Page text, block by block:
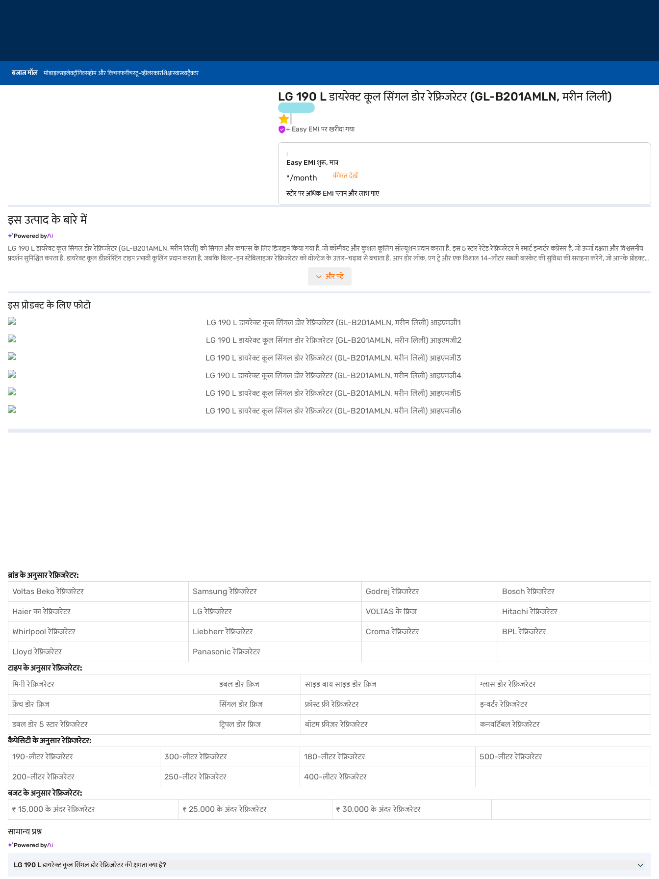
बजाज मॉल मोबाइल्सइलेक्ट्रॉनिक्सहोम और किचनफर्नीचरटू-व्हीलरकारशिक्षास्वास्थ्यट्रैक्टर
LG 190 L डायरेक्ट कूल सिंगल डोर रेफ्रिजरेटर (GL-B201AMLN, मरीन लिली)
+ Easy EMI पर खरीदा गया
:
Easy EMI शुरू, मात्र
*/month कीमत देखें
स्टोर पर अधिक EMI प्लान और लाभ पाएं
इस उत्पाद के बारे में
Powered by
LG 190 L डायरेक्ट कूल सिंगल डोर रेफ्रिजरेटर (GL-B201AMLN, मरीन लिली) को सिंगल और कपल्स के लिए डिज़ाइन किया गया है, जो कॉम्पैक्ट और कुशल कूलिंग सॉल्यूशन प्रदान करता है. इस 5 स्टार रेटेड रेफ्रिजरेटर में स्मार्ट इन्वर्टर कंप्रेसर है, जो ऊर्जा दक्षता और विश्वसनीय
प्रदर्शन सुनिश्चित करता है. डायरेक्ट कूल डीफ्रॉस्टिंग टाइप प्रभावी कूलिंग प्रदान करता है, जबकि बिल्ट-इन स्टेबिलाइज़र रेफ्रिजरेटर को वोल्टेज के उतार-चढ़ाव से बचाता है. आप डोर लॉक, एग ट्रे और एक विशाल 14-लीटर सब्जी बास्केट की सुविधा की सराहना करेंगे, जो आपके प्रोडक्ट
है. 1-वर्ष की कॉम्प्रिहेंसिव मैन्युफैक्चरर वारंटी और कंप्रेसर पर 10 वर्ष के साथ, LG GL-B201AMLN मन की शांति सुनिश्चित करता है. खरीदारी करने के लिए बजाज फाइनेंस पर विकल्पों के बारे में जानें या पार्टनर स्टोर पर जाएं और Easy EMIs का लाभ उठाएं.
और पढ़ें
इस प्रोडक्ट के लिए फोटो
ब्रांड के अनुसार रेफ्रिजरेटर:
Voltas Beko रेफ्रिजरेटर
Samsung रेफ्रिजरेटर Godrej रेफ्रिजरेटर Bosch रेफ्रिजरेटर
Haier का रेफ्रिजरेटर LG रेफ्रिजरेटर VOLTAS के फ्रिज Hitachi रेफ्रिजरेटर
Whirlpool रेफ्रिजरेटर Liebherr रेफ्रिजरेटर Croma रेफ्रिजरेटर BPL रेफ्रिजरेटर
Lloyd रेफ्रिजरेटर
Panasonic रेफ्रिजरेटर
टाइप के अनुसार रेफ्रिजरेटर:
मिनी रेफ्रिजरेटर
डबल डोर फ्रिज साइड बाय साइड डोर फ्रिज ग्लास डोर रेफ्रिजरेटर
फ्रेंच डोर फ्रिज सिंगल डोर फ्रिज फ्रॉस्ट फ्री रेफ्रिजरेटर इन्वर्टर रेफ्रिजरेटर
डबल डोर 5 स्टार रेफ्रिजरेटर ट्रिपल डोर फ्रिज बॉटम फ्रीज़र रेफ्रिजरेटर
कनवर्टिबल रेफ्रिजरेटर
कैपेसिटी के अनुसार रेफ्रिजरेटर:
190-लीटर रेफ्रिजरेटर
300-लीटर रेफ्रिजरेटर 180-लीटर रेफ्रिजरेटर 500-लीटर रेफ्रिजरेटर
200-लीटर रेफ्रिजरेटर 250-लीटर रेफ्रिजरेटर
400-लीटर रेफ्रिजरेटर
बजट के अनुसार रेफ्रिजरेटर:
₹ 15,000 के अंदर रेफ्रिजरेटर
₹ 25,000 के अंदर रेफ्रिजरेटर ₹ 30,000 के अंदर रेफ्रिजरेटर
सामान्य प्रश्न
Powered by
LG 190 L डायरेक्ट कूल सिंगल डोर रेफ्रिजरेटर की क्षमता क्या है?